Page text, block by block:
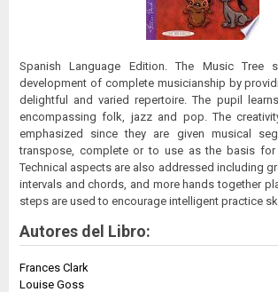
Spanish Language Edition. The Music Tree
development of complete musicianship by
delightful and varied repertoire. The pupil
encompassing folk, jazz and pop. The
emphasized since they are given musical
transpose, complete or to use as the basis for
Technical aspects are also addressed including
intervals and chords, and more hands together
steps are used to encourage intelligent practice
Autores del Libro:
Frances Clark
Louise Goss